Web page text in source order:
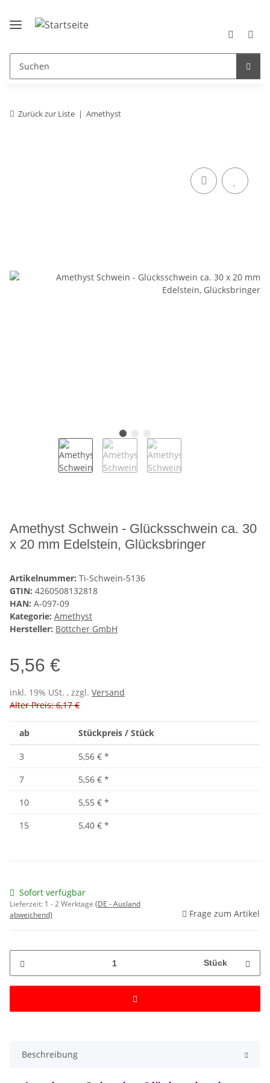
Zurück zur Liste Amethyst
Amethyst Schwein - Glücksschwein ca. 30
x 20 mm Edelstein, Glücksbringer
Artikelnummer: Ti-Schwein-5136
GTIN: 4260508132818
HAN: A-097-09
Kategorie: Amethyst
Hersteller: Böttcher GmbH
5,56 €
inkl. 19% USt. , zzgl. Versand
Alter Preis: 6,17 €
ab Stückpreis / Stück
3 5,56 € *
7
5,56 € *
10
5,55 € *
15
5,40 € *
Sofort verfügbar
Lieferzeit: 1 - 2 Werktage (DE - Ausland
abweichend)
Frage zum Artikel
Stück
Beschreibung